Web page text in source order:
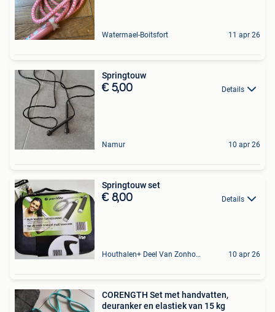
Watermael-Boitsfort 11 apr 26
Springtouw
€ 5,00 Details
Namur 10 apr 26
Springtouw set
€ 8,00 Details
Houthalen+ Deel Van Zonhoven En Zolder 10 apr 26
CORENGTH Set met handvatten,
deuranker en elastiek van 15 kg